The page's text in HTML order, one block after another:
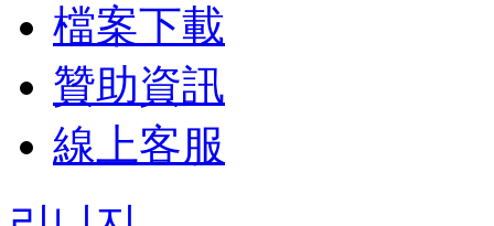
檔案下載
贊助資訊
線上客服